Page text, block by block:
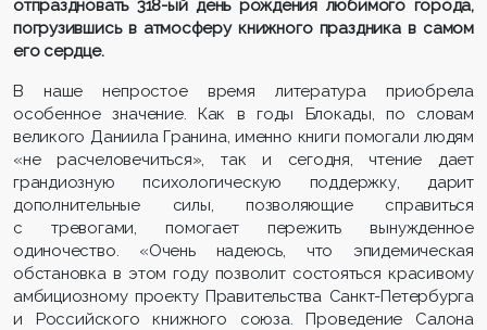
отпраздновать 318-ый день рождения любимого города,
погрузившись в атмосферу книжного праздника в самом
его сердце.
В наше непростое время литература приобрела
особенное значение. Как в годы Блокады, по словам
великого Даниила Гранина, именно книги помогали людям
«не расчеловечиться», так и сегодня, чтение дает
грандиозную психологическую поддержку, дарит
дополнительные силы, позволяющие справиться
с тревогами, помогает пережить вынужденное
одиночество. «Очень надеюсь, что эпидемическая
обстановка в этом году позволит состояться красивому
амбициозному проекту Правительства Санкт-Петербурга
и Российского книжного союза. Проведение Салона